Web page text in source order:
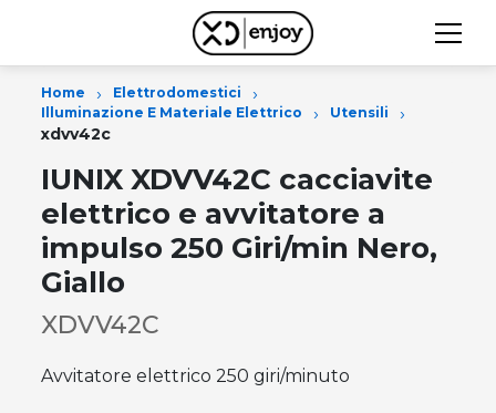
Home › Elettrodomestici ›
Illuminazione E Materiale Elettrico › Utensili ›
xdvv42c
IUNIX XDVV42C cacciavite
elettrico e avvitatore a
impulso 250 Giri/min Nero,
Giallo
XDVV42C
Avvitatore elettrico 250 giri/minuto